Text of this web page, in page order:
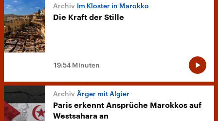
Im Kloster in Marokko
Die Kraft der Stille
19:54 Minuten
Ärger mit Algier
Paris erkennt Ansprüche Marokkos auf
Westsahara an